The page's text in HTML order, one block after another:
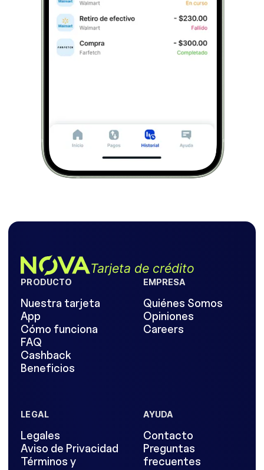
Tarjeta de crédito
PRODUCTO
Nuestra tarjeta
App
Cómo funciona
FAQ
Cashback
Beneficios
EMPRESA
Quiénes Somos
Opiniones
Careers
LEGAL
Legales
Aviso de Privacidad
Términos y
AYUDA
Contacto
Preguntas
frecuentes